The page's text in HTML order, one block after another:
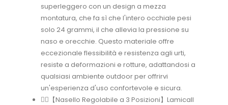
superleggero con un design a mezza
montatura, che fa sì che l'intero occhiale pesi
solo 24 grammi, il che allevia la pressione su
naso e orecchie. Questo materiale offre
eccezionale flessibilità e resistenza agli urti,
resiste a deformazioni e rotture, adattandosi a
qualsiasi ambiente outdoor per offrirvi
un'esperienza d'uso confortevole e sicura.
🚴‍♂️【Nasello Regolabile a 3 Posizioni】Lamicall